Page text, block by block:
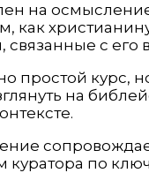
на
как
связанные с его
простой курс,
на
куратора по